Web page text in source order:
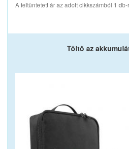
A feltüntetett ár az adott cikkszámból 1
Töltő az